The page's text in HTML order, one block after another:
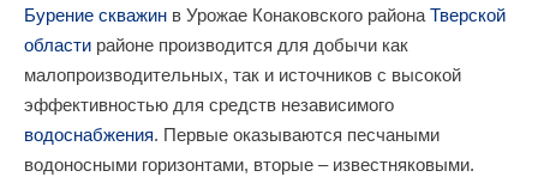
Бурение скважин в Урожае Конаковского района Тверской
области районе производится для добычи как
малопроизводительных, так и источников с высокой
эффективностью для средств независимого
водоснабжения. Первые оказываются песчаными
водоносными горизонтами, вторые – известняковыми.